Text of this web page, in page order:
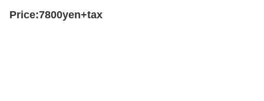
Price:7800yen+tax